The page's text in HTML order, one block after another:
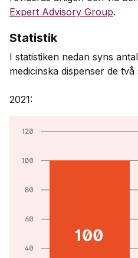
Expert Advisory Group.
Statistik
I statistiken nedan syns
medicinska dispenser de två
2021: